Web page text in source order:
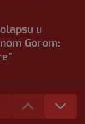
u
Gorom:
se i preko
linije i